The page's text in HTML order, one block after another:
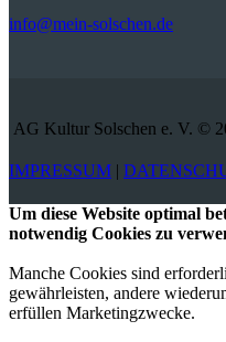
info@mein-solschen.de
AG Kultur Solschen e. V. ©
IMPRESSUM |
Um diese Website optimal
notwendig Cookies zu
Manche Cookies sind
gewährleisten, andere
erfüllen Marketingzwecke.